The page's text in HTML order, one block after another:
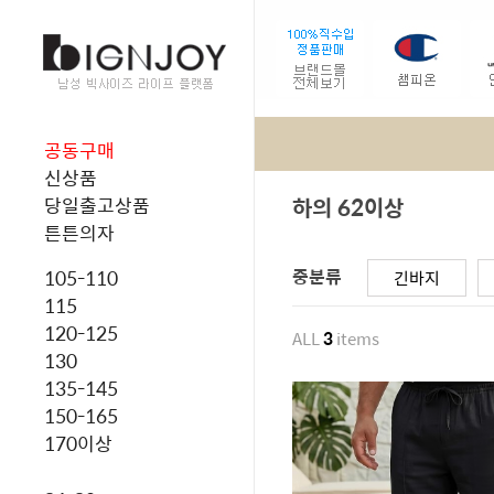
공동구매
신상품
당일출고상품
튼튼의자
105-110
115
120-125
130
135-145
150-165
170이상
하의 62이상
중분류 긴바지
ALL3items